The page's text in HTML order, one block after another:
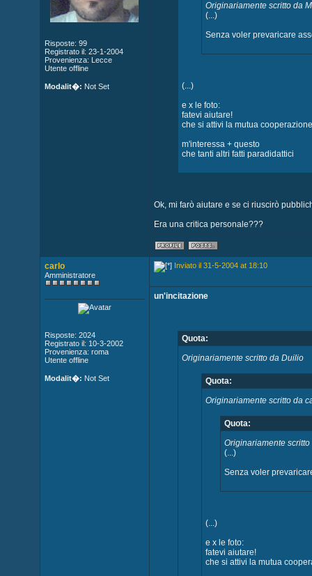
Risposte: 99
Registrato il: 23-1-2004
Provenienza: Lecce
Utente offline
Modalit�: Not Set
Originariamente scritto da
(...)
Senza voler prevaricare
(...)
e x le foto:
fatevi aiutare!
che si attivi la mutua
m'interessa + questo
che tanti altri fatti paradidattici
Ok, mi farò aiutare e se ci riuscirò
Era una critica personale???
carlo
Amministratore
Risposte: 2024
Registrato il: 10-3-2002
Provenienza: roma
Utente offline
Modalit�: Not Set
Inviato il 31-5-2004 at 18:10
un'incitazione
Quota:
Originariamente scritto da Duilio
Quota:
Originariamente scritto da
Quota:
Originariamente
(...)
Senza voler
(...)
e x le foto:
fatevi aiutare!
che si attivi la mutua